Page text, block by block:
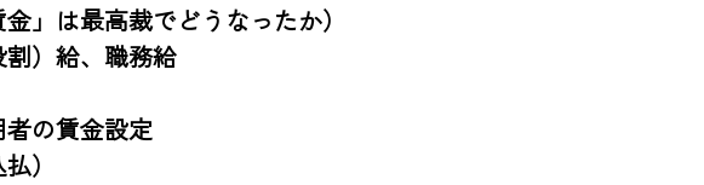
」は最高裁でどうなったか）
）給、職務給
の賃金設定
）